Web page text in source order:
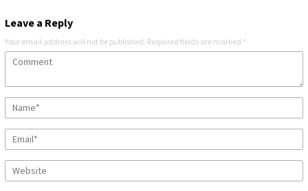
Leave a Reply
Your email address will not be published. Required fields are marked *